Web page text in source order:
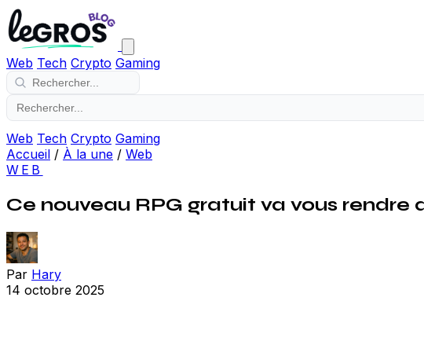
Web Tech Crypto Gaming
Web Tech Crypto Gaming
Accueil / À la une / Web
WEB
Ce nouveau RPG gratuit va vous
Par Hary
14 octobre 2025